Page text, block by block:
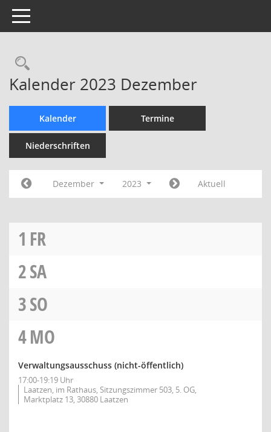
Toggle navigation
Rechercheauswahl
Kalender 2023 Dezember
Kalender Termine
Niederschriften
Dezember 2023 Aktuell
1 FR
2SA
3SO
4MO
Verwaltungsausschuss (nicht-öffentlich)
17:00-19:19 Uhr
Laatzen, im Rathaus, Sitzungszimmer 503, 5. OG,
Marktplatz 13, 30880 Laatzen